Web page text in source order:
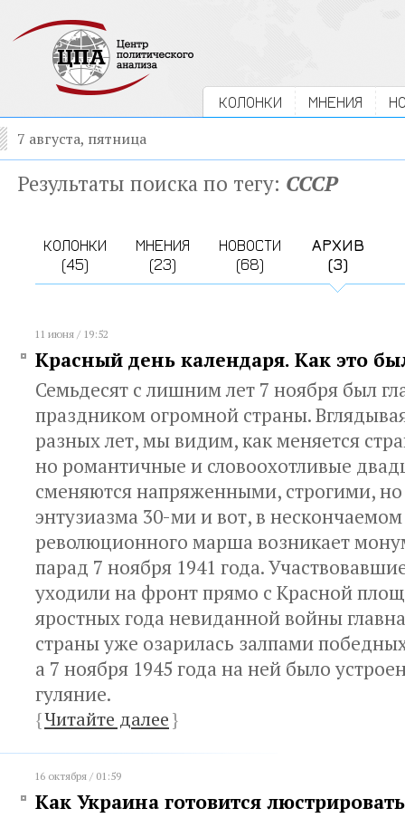
КОЛОНКИ МНЕНИЯ
7 августа, пятница
Результаты поиска по тегу: СССР
КОЛОНКИ
(45)
МНЕНИЯ
(23)
НОВОСТИ
(68)
АРХИВ
(3)
11 июня / 19:52
Красный день календаря. Как это
Семьдесят с лишним лет 7 ноября был
праздником огромной страны.
разных лет, мы видим, как меняется
но романтичные и словоохотливые
сменяются напряженными, строгими,
энтузиазма 30-ми и вот, в
революционного марша возникает
парад 7 ноября 1941 года.
уходили на фронт прямо с Красной
яростных года невиданной войны
страны уже озарилась залпами
а 7 ноября 1945 года на ней было
гуляние.
{Читайте далее}
16 октября / 01:59
Как Украина готовится